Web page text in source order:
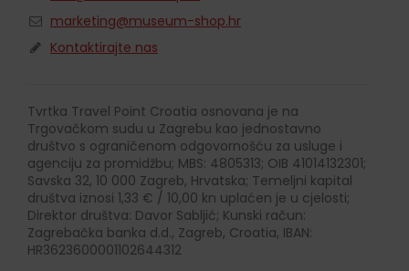
marketing@museum-shop.hr
Kontaktirajte nas
Tvrtka Travel Point Croatia osnovana je na
Trgovačkom sudu u Zagrebu kao jednostavno
društvo s ograničenom odgovornošću za usluge i
agenciju za promidžbu; MBS: 4805313; OIB 41014132301;
Savska 32, 10 000 Zagreb, Hrvatska; Temeljni kapital
društva iznosi 1,33 € / 10,00 kn uplaćen je u cjelosti;
Direktor društva: Davor Sabljić; Kunski račun:
Zagrebačka banka d.d., Zagreb, Croatia, IBAN:
HR3623600001102644312